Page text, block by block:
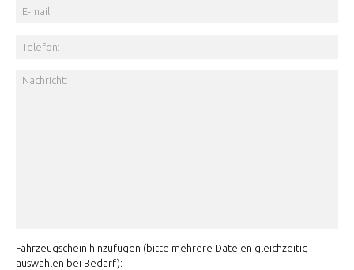
Fahrzeugschein hinzufügen (bitte mehrere Dateien gleichzeitig
auswählen bei Bedarf):